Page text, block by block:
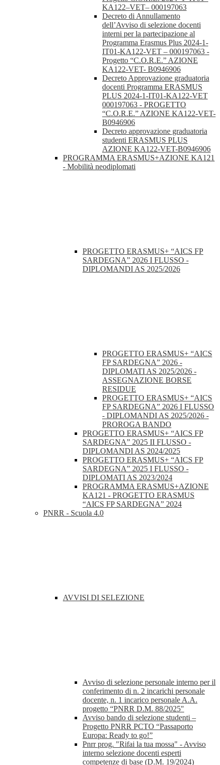
KA122–VET– 000197063
Decreto di Annullamento
dell’Avviso di selezione docenti
interni per la partecipazione al
Programma Erasmus Plus 2024-1-
IT01-KA122-VET – 000197063 -
Progetto “C.O.R.E.” AZIONE
KA122-VET- B0946906
Decreto Approvazione graduatoria
docenti Programma ERASMUS
PLUS 2024-1-IT01-KA122-VET
000197063 - PROGETTO
“C.O.R.E.” AZIONE KA122-VET-
B0946906
Decreto approvazione graduatoria
studenti ERASMUS PLUS
AZIONE KA122-VET-B0946906
PROGRAMMA ERASMUS+AZIONE KA121
- Mobilità neodiplomati
PROGETTO ERASMUS+ “AICS FP
SARDEGNA” 2026 I FLUSSO -
DIPLOMANDI AS 2025/2026
PROGETTO ERASMUS+ “AICS
FP SARDEGNA” 2026 -
DIPLOMATI AS 2025/2026 -
ASSEGNAZIONE BORSE
RESIDUE
PROGETTO ERASMUS+ “AICS
FP SARDEGNA” 2026 I FLUSSO
- DIPLOMANDI AS 2025/2026 -
PROROGA BANDO
PROGETTO ERASMUS+ “AICS FP
SARDEGNA” 2025 II FLUSSO -
DIPLOMANDI AS 2024/2025
PROGETTO ERASMUS+ “AICS FP
SARDEGNA” 2025 I FLUSSO -
DIPLOMATI AS 2023/2024
PROGRAMMA ERASMUS+AZIONE
KA121 - PROGETTO ERASMUS
“AICS FP SARDEGNA” 2024
PNRR - Scuola 4.0
AVVISI DI SELEZIONE
Avviso di selezione personale interno per il
conferimento di n. 2 incarichi personale
docente, n. 1 incarico personale A.A.
progetto “PNRR D.M. 88/2025"
Avviso bando di selezione studenti –
Progetto PNRR PCTO “Passaporto
Europa: Ready to go!”
Pnrr prog. "Rifai la tua mossa" - Avviso
interno selezione docenti esperti
competenze di base (D.M. 19/2024)